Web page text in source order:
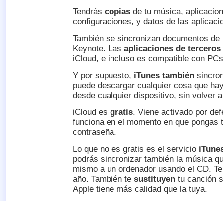
Tendrás copias de tu música,
configuraciones, y datos de las
También se sincronizan documentos
Keynote. Las aplicaciones de terceros
iCloud, e incluso es compatible con
Y por supuesto, iTunes también
puede descargar cualquier cosa que
desde cualquier dispositivo, sin volver
iCloud es gratis. Viene activado por
funciona en el momento en que pongas
contraseña.
Lo que no es gratis es el servicio
podrás sincronizar también la música
mismo a un ordenador usando el CD.
año. También te sustituyen tu canción
Apple tiene más calidad que la tuya.